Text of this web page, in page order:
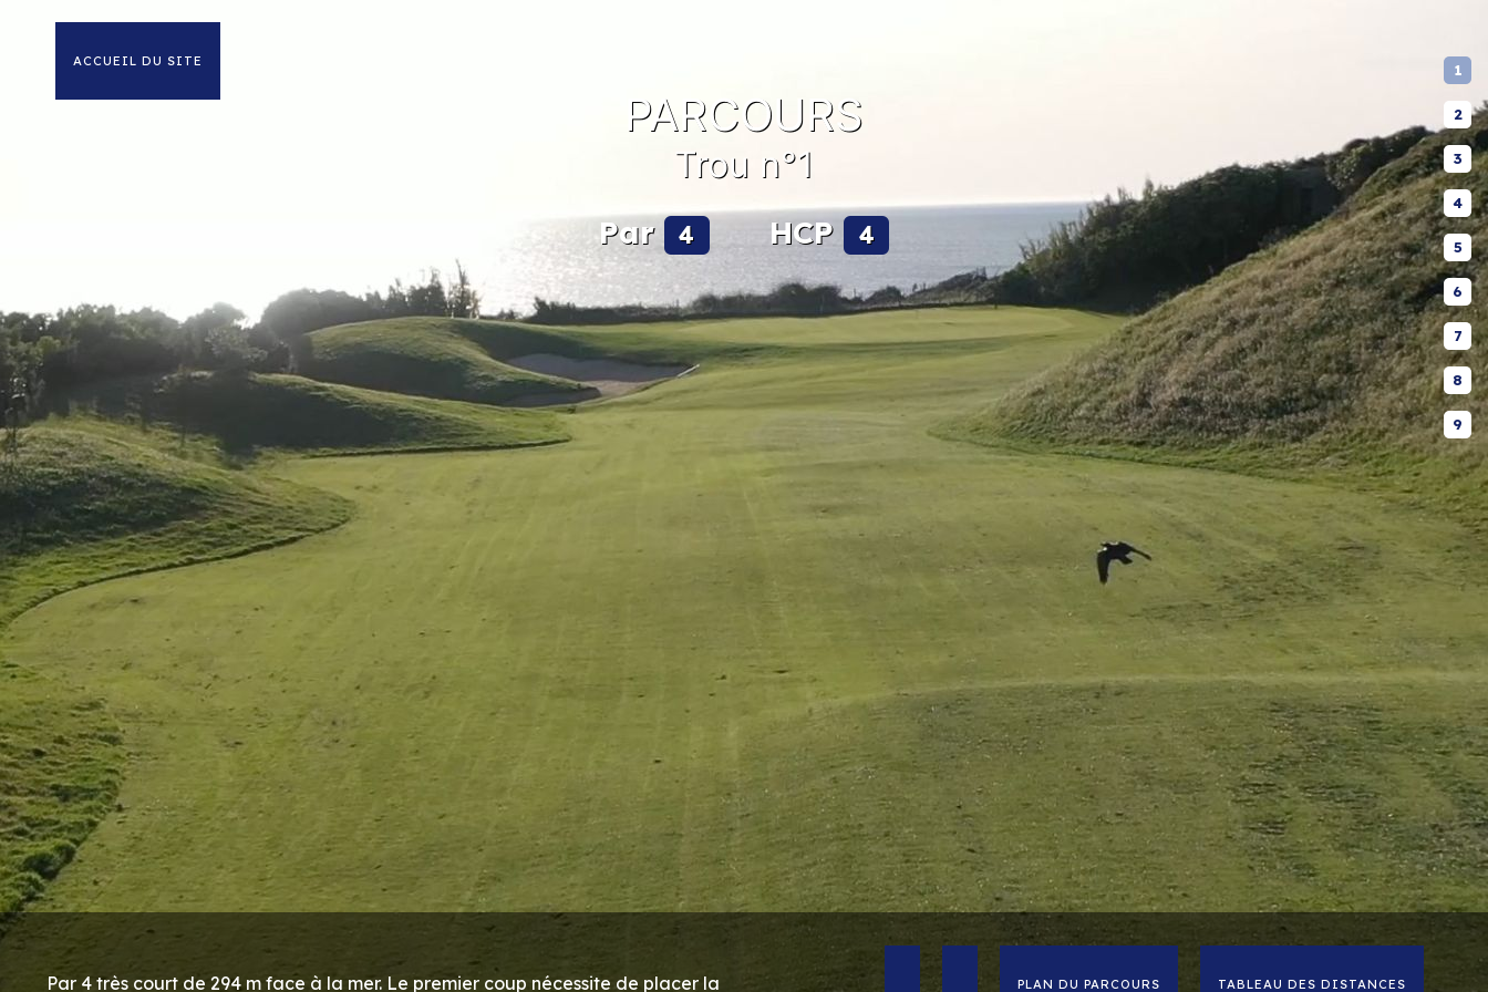
ACCUEIL DU SITE
PARCOURS
Trou n°1
Par 4 HCP 4
Par 4 très court de 294 m face à la mer. Le premier coup nécessite de placer la PLAN DU PARCOURS TABLEAU DES DISTANCES
1
2
3
4
5
6
7
8
9